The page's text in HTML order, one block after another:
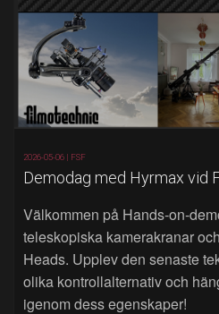
2026-05-06 | FSF
Demodag med Hyrmax vid
Välkommen på
teleskopiska kamerakranar
Heads. Upplev den senaste
olika kontrollalternativ och
igenom dess egenskaper!